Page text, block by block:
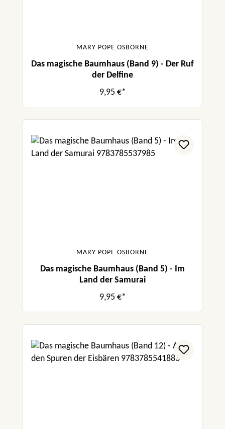
MARY POPE OSBORNE
Das magische Baumhaus (Band 9) - Der Ruf
der Delfine
9,95 €*
MARY POPE OSBORNE
Das magische Baumhaus (Band 5) - Im
Land der Samurai
9,95 €*